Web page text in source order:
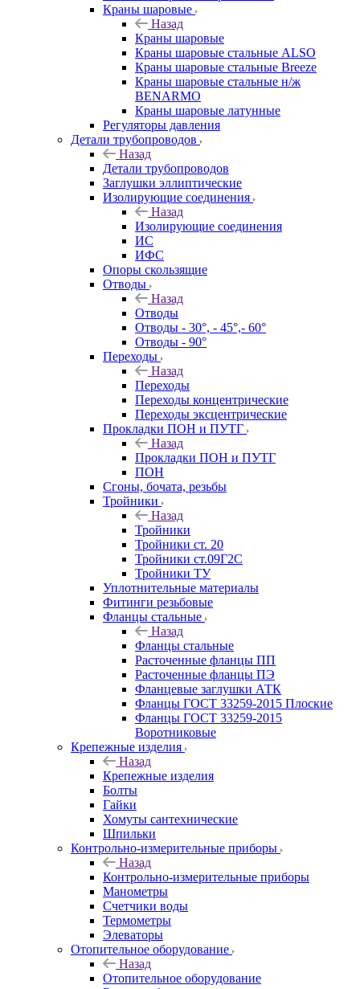
Краны шаровые
Назад
Краны шаровые
Краны шаровые стальные ALSO
Краны шаровые стальные Breeze
Краны шаровые стальные н/ж
BENARMO
Краны шаровые латунные
Регуляторы давления
Детали трубопроводов
Назад
Детали трубопроводов
Заглушки эллиптические
Изолирующие соединения
Назад
Изолирующие соединения
ИС
ИФС
Опоры скользящие
Отводы
Назад
Отводы
Отводы - 30°, - 45°,- 60°
Отводы - 90°
Переходы
Назад
Переходы
Переходы концентрические
Переходы эксцентрические
Прокладки ПОН и ПУТГ
Назад
Прокладки ПОН и ПУТГ
ПОН
Сгоны, бочата, резьбы
Тройники
Назад
Тройники
Тройники ст. 20
Тройники ст.09Г2С
Тройники ТУ
Уплотнительные материалы
Фитинги резьбовые
Фланцы стальные
Назад
Фланцы стальные
Расточенные фланцы ПП
Расточенные фланцы ПЭ
Фланцевые заглушки АТК
Фланцы ГОСТ 33259-2015 Плоские
Фланцы ГОСТ 33259-2015
Воротниковые
Крепежные изделия
Назад
Крепежные изделия
Болты
Гайки
Хомуты сантехнические
Шпильки
Контрольно-измерительные приборы
Назад
Контрольно-измерительные приборы
Манометры
Счетчики воды
Термометры
Элеваторы
Отопительное оборудование
Назад
Отопительное оборудование